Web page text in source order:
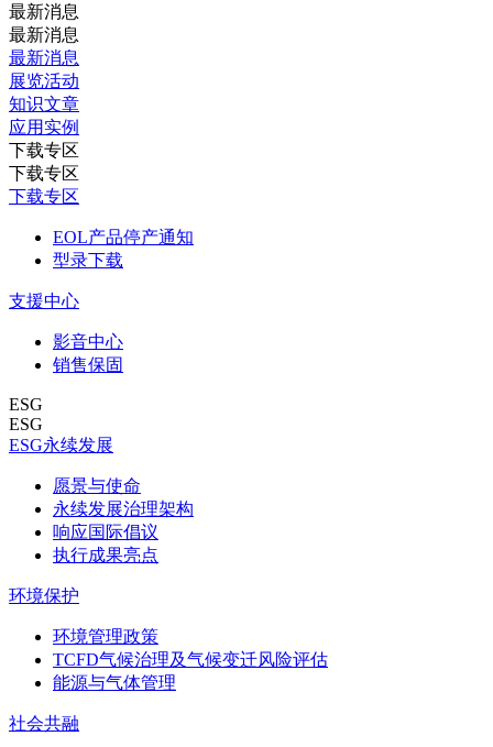
最新消息
最新消息
最新消息
展览活动
知识⽂章
应⽤实例
下载专区
下载专区
下载专区
EOL产品停产通知
型录下载
支援中心
影音中心
销售保固
ESG
ESG
ESG永续发展
愿景与使命
永续发展治理架构
响应国际倡议
执行成果亮点
环境保护
环境管理政策
TCFD气候治理及气候变迁风险评估
能源与气体管理
社会共融